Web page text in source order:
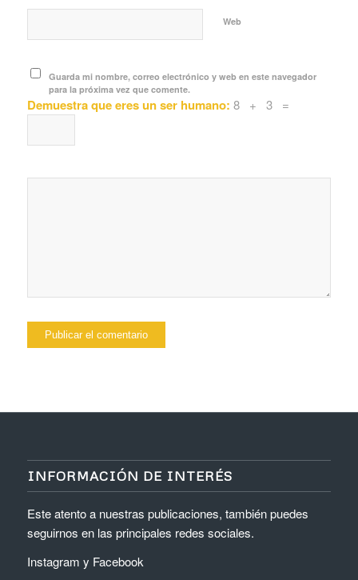
Web
Guarda mi nombre, correo electrónico y web en este navegador
para la próxima vez que comente.
Demuestra que eres un ser humano: 8 + 3 =
INFORMACIÓN DE INTERÉS
Este atento a nuestras publicaciones, también puedes
seguirnos en las principales redes sociales.
Instagram y Facebook